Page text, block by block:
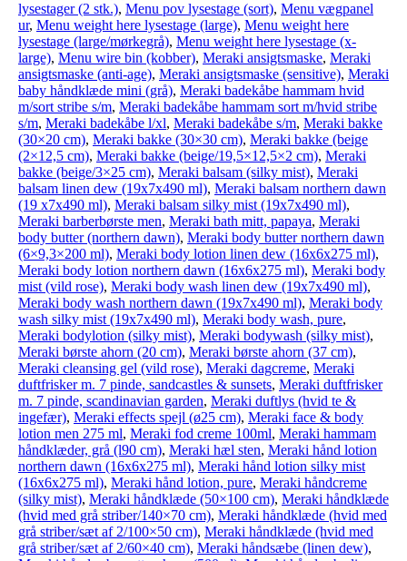
lysestager (2 stk.), Menu pov lysestage (sort), Menu vægpanel
ur, Menu weight here lysestage (large), Menu weight here
lysestage (large/mørkegrå), Menu weight here lysestage (x-
large), Menu wire bin (kobber), Meraki ansigtsmaske, Meraki
ansigtsmaske (anti-age), Meraki ansigtsmaske (sensitive), Meraki
baby håndklæde mini (grå), Meraki badekåbe hammam hvid
m/sort stribe s/m, Meraki badekåbe hammam sort m/hvid stribe
s/m, Meraki badekåbe l/xl, Meraki badekåbe s/m, Meraki bakke
(30×20 cm), Meraki bakke (30×30 cm), Meraki bakke (beige
(2×12,5 cm), Meraki bakke (beige/19,5×12,5×2 cm), Meraki
bakke (beige/3×25 cm), Meraki balsam (silky mist), Meraki
balsam linen dew (19x7x490 ml), Meraki balsam northern dawn
(19 x7x490 ml), Meraki balsam silky mist (19x7x490 ml),
Meraki barberbørste men, Meraki bath mitt, papaya, Meraki
body butter (northern dawn), Meraki body butter northern dawn
(6×9,3×200 ml), Meraki body lotion linen dew (16x6x275 ml),
Meraki body lotion northern dawn (16x6x275 ml), Meraki body
mist (vild rose), Meraki body wash linen dew (19x7x490 ml),
Meraki body wash northern dawn (19x7x490 ml), Meraki body
wash silky mist (19x7x490 ml), Meraki body wash, pure,
Meraki bodylotion (silky mist), Meraki bodywash (silky mist),
Meraki børste ahorn (20 cm), Meraki børste ahorn (37 cm),
Meraki cleansing gel (vild rose), Meraki dagcreme, Meraki
duftfrisker m. 7 pinde, sandcastles & sunsets, Meraki duftfrisker
m. 7 pinde, scandinavian garden, Meraki duftlys (hvid te &
ingefær), Meraki effects spejl (ø25 cm), Meraki face & body
lotion men 275 ml, Meraki fod creme 100ml, Meraki hammam
håndklæder, grå (l90 cm), Meraki hæl sten, Meraki hånd lotion
northern dawn (16x6x275 ml), Meraki hånd lotion silky mist
(16x6x275 ml), Meraki hånd lotion, pure, Meraki håndcreme
(silky mist), Meraki håndklæde (50×100 cm), Meraki håndklæde
(hvid med grå striber/140×70 cm), Meraki håndklæde (hvid med
grå striber/sæt af 2/100×50 cm), Meraki håndklæde (hvid med
grå striber/sæt af 2/60×40 cm), Meraki håndsæbe (linen dew),